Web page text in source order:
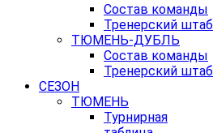
Состав команды
Тренерский штаб
ТЮМЕНЬ-ДУБЛЬ
Состав команды
Тренерский штаб
СЕЗОН
ТЮМЕНЬ
Турнирная